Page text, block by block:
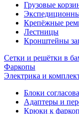
Грузовые
Крепёжные
Лестницы
Кронштейны
Сетки и решётки в
Фаркопы
Электрика и
Блоки
Адаптеры и
Крюки к